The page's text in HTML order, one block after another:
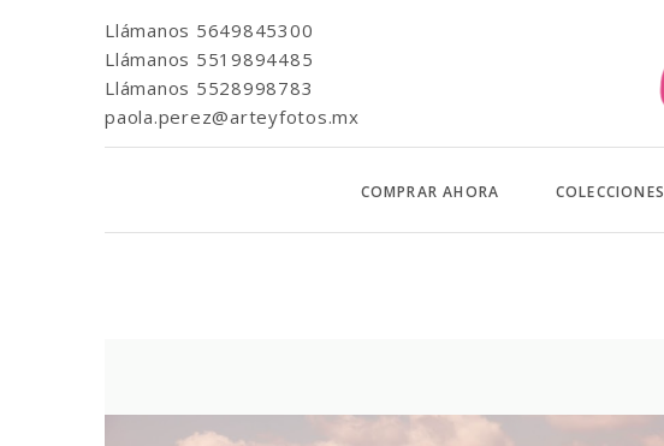
Llámanos 5649845300
Llámanos 5519894485
Llámanos 5528998783
paola.perez@arteyfotos.mx
COMPRAR AHORA COLECCIONES